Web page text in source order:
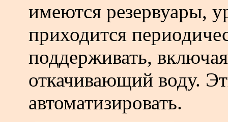
имеются резервуары,
приходится
поддерживать,
откачивающий воду.
автоматизировать.